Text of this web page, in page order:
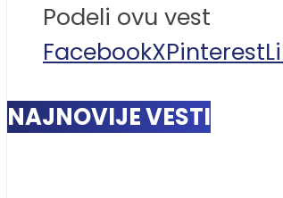
Podeli ovu vest
FacebookXPinterest
NAJNOVIJE VESTI